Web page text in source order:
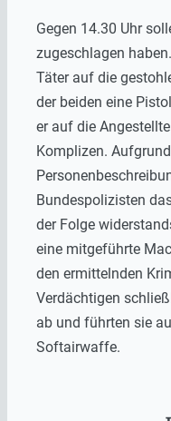
Gegen 14.30 Uhr
zugeschlagen
Täter auf die
der beiden eine
er auf die
Komplizen.
Bundespolizisten
der Folge
eine mitgeführte
den ermittelnden
Verdächtigen
ab und führten sie
Softairwaffe.